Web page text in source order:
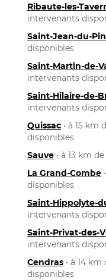
Ribaute-les-
intervenants
Saint-Jean-du-Pin
disponibles
Saint-Martin-de-
intervenants
Saint-Hilaire-de-
intervenants
Quissac • à 15 km
disponibles
Sauve • à 13 km
La Grand-Combe
disponibles
Saint-Hippolyte-
intervenants
Saint-Privat-des-
intervenants
Cendras • à 14
disponibles